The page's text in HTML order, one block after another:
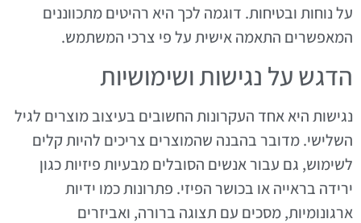
על נוחות ובטיחות. דוגמה לכך היא רהיטים מתכווננים
המאפשרים התאמה אישית על פי צרכי המשתמש.
הדגש על נגישות ושימושיות
נגישות היא אחד העקרונות החשובים בעיצוב מוצרים לגיל
השלישי. מדובר בהבנה שהמוצרים צריכים להיות קלים
לשימוש, גם עבור אנשים הסובלים מבעיות פיזיות כגון
ירידה בראייה או בכושר הפיזי. פתרונות כמו ידיות
ארגונומיות, מסכים עם תצוגה ברורה, ואביזרים